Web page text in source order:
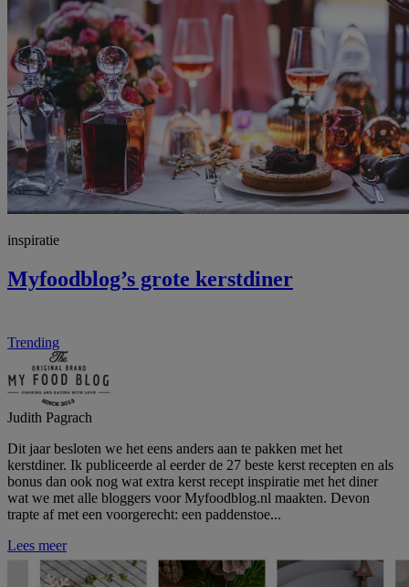
inspiratie
Myfoodblog’s grote kerstdiner
Trending
Judith Pagrach
Dit jaar besloten we het eens anders aan te pakken met het
kerstdiner. Ik publiceerde al eerder de 27 beste kerst recepten en als
bonus dan ook nog wat extra kerst recept inspiratie met het diner
wat we met alle bloggers voor Myfoodblog.nl maakten. Devon
trapte af met een voorgerecht: een paddenstoe...
Lees meer